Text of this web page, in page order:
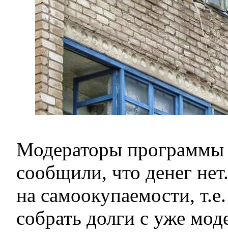
Модераторы
сообщили, что денег
на самоокупаемости,
собрать долги с уже